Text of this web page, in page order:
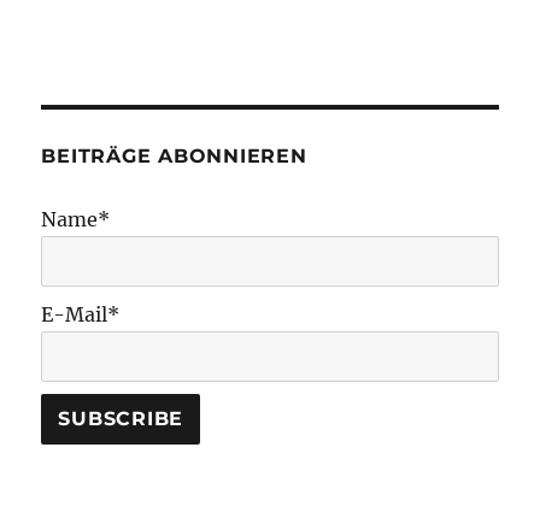
BEITRÄGE ABONNIEREN
Name*
E-Mail*